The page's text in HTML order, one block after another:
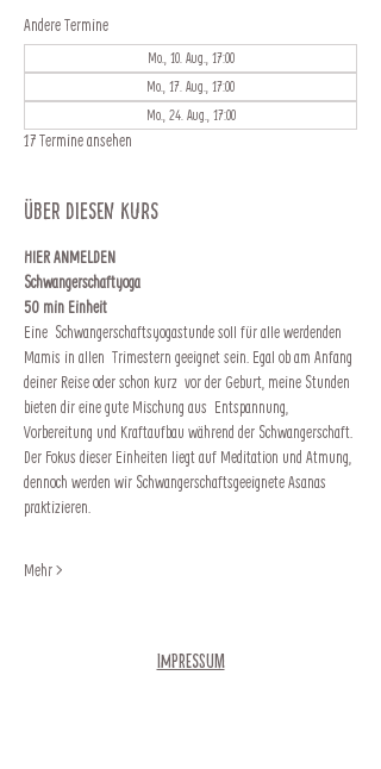
Andere Termine
Mo., 10. Aug., 17:00
Mo., 17. Aug., 17:00
Mo., 24. Aug., 17:00
17 Termine ansehen
Über diesen Kurs
HIER ANMELDEN
Schwangerschaftyoga
50 min Einheit
Eine  Schwangerschaftsyogastunde soll für alle werdenden
Mamis in allen  Trimestern geeignet sein. Egal ob am Anfang
deiner Reise oder schon kurz  vor der Geburt, meine Stunden
bieten dir eine gute Mischung aus  Entspannung,
Vorbereitung und Kraftaufbau während der Schwangerschaft.
Der Fokus dieser Einheiten liegt auf Meditation und Atmung,
dennoch werden wir Schwangerschaftsgeeignete Asanas
praktizieren.
Mehr >
Impressum